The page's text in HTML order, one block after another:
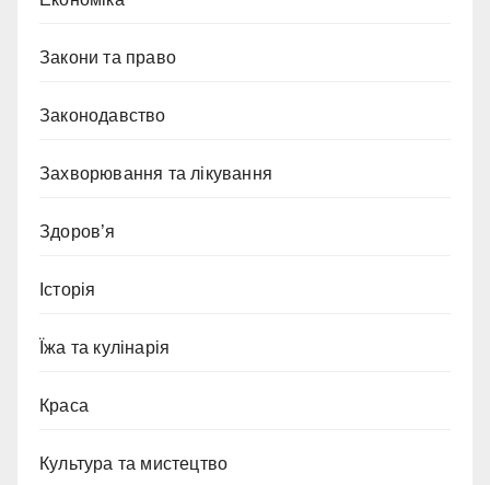
Закони та право
Законодавство
Захворювання та лікування
Здоров’я
Історія
Їжа та кулінарія
Краса
Культура та мистецтво